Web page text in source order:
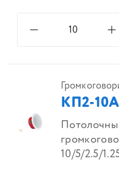
КП2-10А
10/5/2.5/